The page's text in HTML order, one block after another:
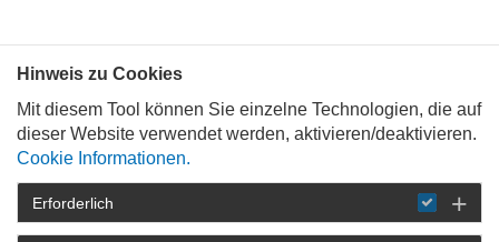
STARTSEITE DETAIL
Hinweis zu Cookies
Mit diesem Tool können Sie einzelne Technologien, die auf
dieser Website verwendet werden, aktivieren/deaktivieren.
Cookie Informationen.
Erforderlich